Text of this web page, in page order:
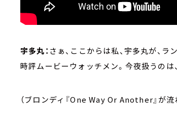
宇多丸： さぁ、ここからは私、宇多丸が、
時評ムービーウォッチメン。今夜扱うのは
（ブロンディ『One Way Or Another』が流